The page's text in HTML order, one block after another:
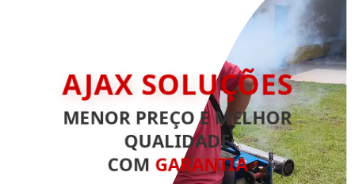
AJAX SOLUÇÕES
MENOR PREÇO E MELHOR
QUALIDADE
COM GARANTIA